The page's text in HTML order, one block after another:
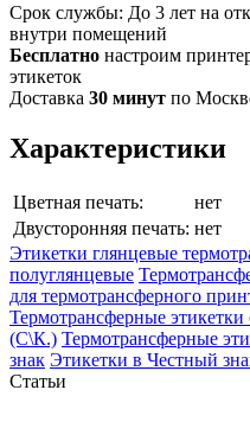
Срок службы: До 3 лет на
внутри помещений
Бесплатно настроим
этикеток
Доставка 30 минут по
Характеристики
Цветная печать:
нет
Двусторонняя печать: нет
Этикетки глянцевые
полуглянцевые
для термотрансферного
Термотрансферные
(С\К.) Термотрансферные
знак Этикетки в Честный
Статьи